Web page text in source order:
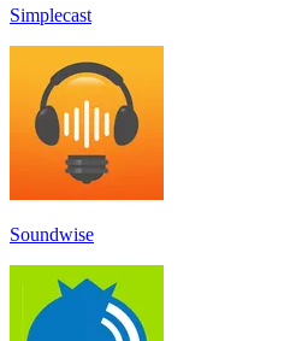
Simplecast
Soundwise